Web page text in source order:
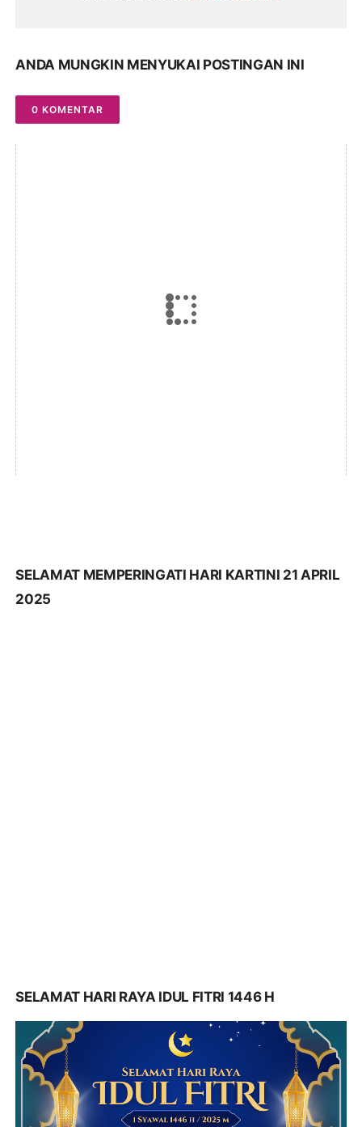
ANDA MUNGKIN MENYUKAI POSTINGAN INI
0 KOMENTAR
SELAMAT MEMPERINGATI HARI KARTINI 21 APRIL
2025
SELAMAT HARI RAYA IDUL FITRI 1446 H